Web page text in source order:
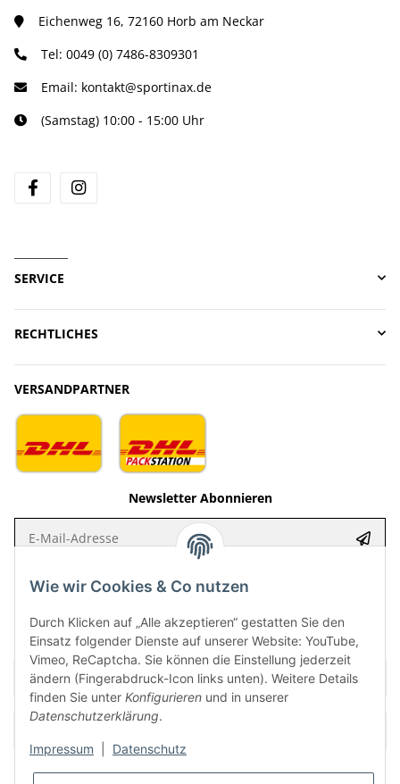
Wie wir Cookies & Co nutzen
Durch Klicken auf „Alle akzeptieren“ gestatten Sie den
Einsatz folgender Dienste auf unserer Website: YouTube,
Vimeo, ReCaptcha. Sie können die Einstellung jederzeit
ändern (Fingerabdruck-Icon links unten). Weitere Details
finden Sie unter Konfigurieren und in unserer
Datenschutzerklärung.
Impressum Datenschutz
Eichenweg 16, 72160 Horb am Neckar
Tel: 0049 (0) 7486-8309301
Email: kontakt@sportinax.de
(Samstag) 10:00 - 15:00 Uhr
facebook
SERVICE
RECHTLICHES
VERSANDPARTNER
Newsletter Abonnieren
Bitte senden Sie mir entsprechend Ihrer Datenschutzerklärung regelmäßig
und jederzeit widerruflich Informationen zu Ihrem Produktsortiment per E-